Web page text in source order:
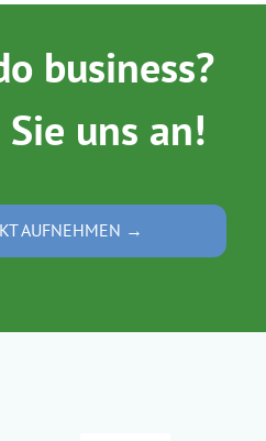
business?
uns an!
AUFNEHMEN →